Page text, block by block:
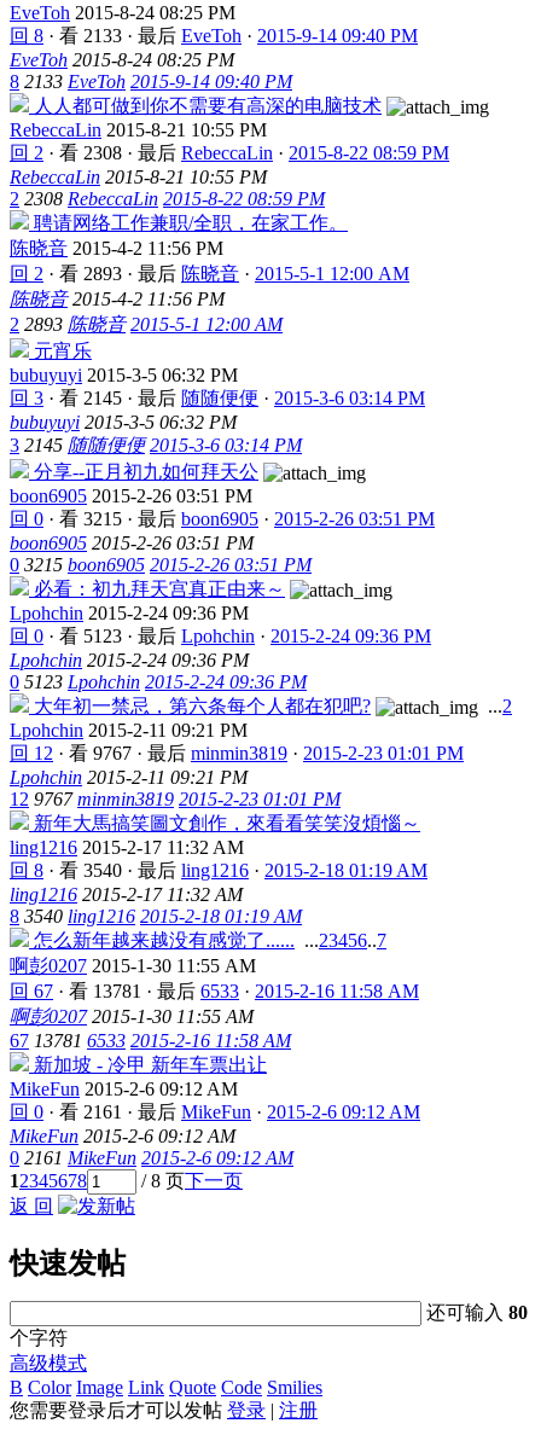
EveToh 2015-8-24 08:25 PM
回 8 · 看 2133 · 最后 EveToh · 2015-9-14 09:40 PM
EveToh 2015-8-24 08:25 PM
8 2133 EveToh 2015-9-14 09:40 PM
人人都可做到你不需要有高深的电脑技术
RebeccaLin 2015-8-21 10:55 PM
回 2 · 看 2308 · 最后 RebeccaLin · 2015-8-22 08:59 PM
RebeccaLin 2015-8-21 10:55 PM
2 2308 RebeccaLin 2015-8-22 08:59 PM
聘请网络工作兼职/全职，在家工作。
陈晓音 2015-4-2 11:56 PM
回 2 · 看 2893 · 最后 陈晓音 · 2015-5-1 12:00 AM
陈晓音 2015-4-2 11:56 PM
2 2893 陈晓音 2015-5-1 12:00 AM
元宵乐
bubuyuyi 2015-3-5 06:32 PM
回 3 · 看 2145 · 最后 随随便便 · 2015-3-6 03:14 PM
bubuyuyi 2015-3-5 06:32 PM
3 2145 随随便便 2015-3-6 03:14 PM
分享--正月初九如何拜天公
boon6905 2015-2-26 03:51 PM
回 0 · 看 3215 · 最后 boon6905 · 2015-2-26 03:51 PM
boon6905 2015-2-26 03:51 PM
0 3215 boon6905 2015-2-26 03:51 PM
必看：初九拜天宫真正由来～
Lpohchin 2015-2-24 09:36 PM
回 0 · 看 5123 · 最后 Lpohchin · 2015-2-24 09:36 PM
Lpohchin 2015-2-24 09:36 PM
0 5123 Lpohchin 2015-2-24 09:36 PM
大年初一禁忌，第六条每个人都在犯吧?
...2
Lpohchin 2015-2-11 09:21 PM
回 12 · 看 9767 · 最后 minmin3819 · 2015-2-23 01:01 PM
Lpohchin 2015-2-11 09:21 PM
12 9767 minmin3819 2015-2-23 01:01 PM
新年大馬搞笑圖文創作，來看看笑笑沒煩惱～
ling1216 2015-2-17 11:32 AM
回 8 · 看 3540 · 最后 ling1216 · 2015-2-18 01:19 AM
ling1216 2015-2-17 11:32 AM
8 3540 ling1216 2015-2-18 01:19 AM
怎么新年越来越没有感觉了...... ...23456..7
啊彭0207 2015-1-30 11:55 AM
回 67 · 看 13781 · 最后 6533 · 2015-2-16 11:58 AM
啊彭0207 2015-1-30 11:55 AM
67 13781 6533 2015-2-16 11:58 AM
新加坡 - 冷甲 新年车票出让
MikeFun 2015-2-6 09:12 AM
回 0 · 看 2161 · 最后 MikeFun · 2015-2-6 09:12 AM
MikeFun 2015-2-6 09:12 AM
0 2161 MikeFun 2015-2-6 09:12 AM
12345678 / 8 页下一页
返 回
快速发帖
还可输入80
个字符
高级模式
B Color Image Link Quote Code Smilies
您需要登录后才可以发帖 登录 | 注册